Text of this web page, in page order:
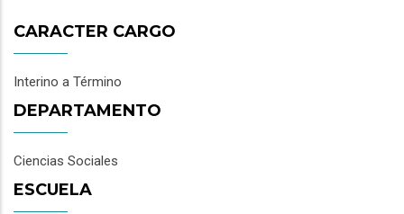
CARACTER CARGO
Interino a Término
DEPARTAMENTO
Ciencias Sociales
ESCUELA